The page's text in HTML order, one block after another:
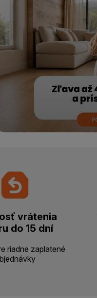
vrátenia
do 15 dní
riadne zaplatené